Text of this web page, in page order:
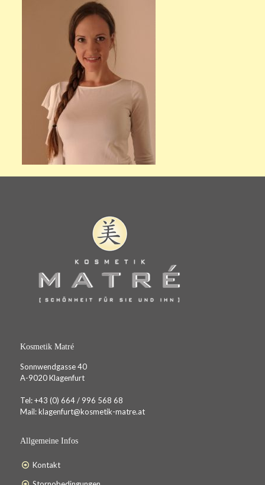
Kosmetik Matré
Sonnwendgasse 40
A-9020 Klagenfurt
Tel:+43 (0) 664 / 996 568 68
Mail:klagenfurt@kosmetik-matre.at
Allgemeine Infos
Kontakt